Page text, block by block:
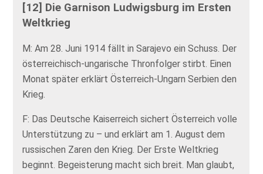
[12] Die Garnison Ludwigsburg im Ersten
Weltkrieg
M: Am 28. Juni 1914 fällt in Sarajevo ein Schuss. Der
österreichisch-ungarische Thronfolger stirbt. Einen
Monat später erklärt Österreich-Ungarn Serbien den
Krieg.
F: Das Deutsche Kaiserreich sichert Österreich volle
Unterstützung zu – und erklärt am 1. August dem
russischen Zaren den Krieg. Der Erste Weltkrieg
beginnt. Begeisterung macht sich breit. Man glaubt,